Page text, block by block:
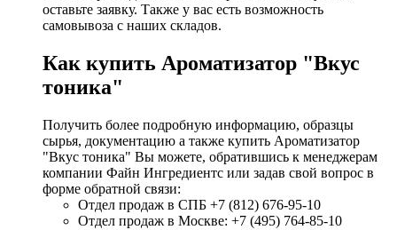
оставьте заявку. Также у вас есть возможность
самовывоза с наших складов.
Как купить Ароматизатор "Вкус
тоника"
Получить более подробную информацию, образцы
сырья, документацию а также купить Ароматизатор
"Вкус тоника" Вы можете, обратившись к менеджерам
компании Файн Ингредиентс или задав свой вопрос в
форме обратной связи:
Отдел продаж в СПБ +7 (812) 676-95-10
Отдел продаж в Москве: +7 (495) 764-85-10